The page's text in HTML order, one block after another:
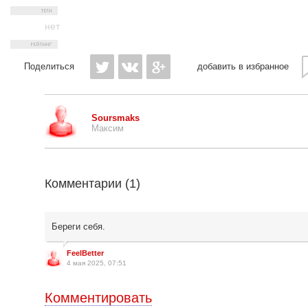
нет
Поделиться добавить в избранное
Soursmaks
Максим
Комментарии (1)
Береги себя.
FeelBetter
4 мая 2025, 07:51
Комментировать